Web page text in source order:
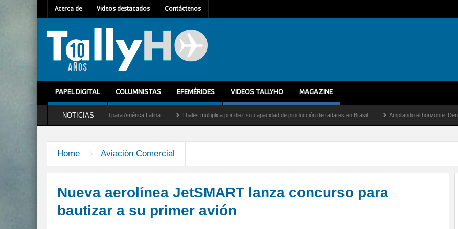
Acerca de Videos destacados Contáctenos
PAPEL DIGITAL COLUMNISTAS EFEMÉRIDES VIDEOS TALLYHO MAGAZINE
NOTICIAS
nuevo Director General para América Latina Thales multiplica por diez su capacidad de producción de radares en Brasil Ampliando el horizonte: Dentro del vuelo
Home Aviación Comercial
Nueva aerolínea JetSMART lanza concurso para
bautizar a su primer avión